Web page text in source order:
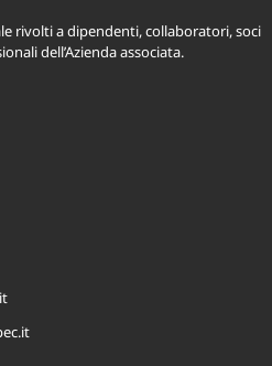
rivolti a dipendenti, collaboratori, soci
dell’Azienda associata.